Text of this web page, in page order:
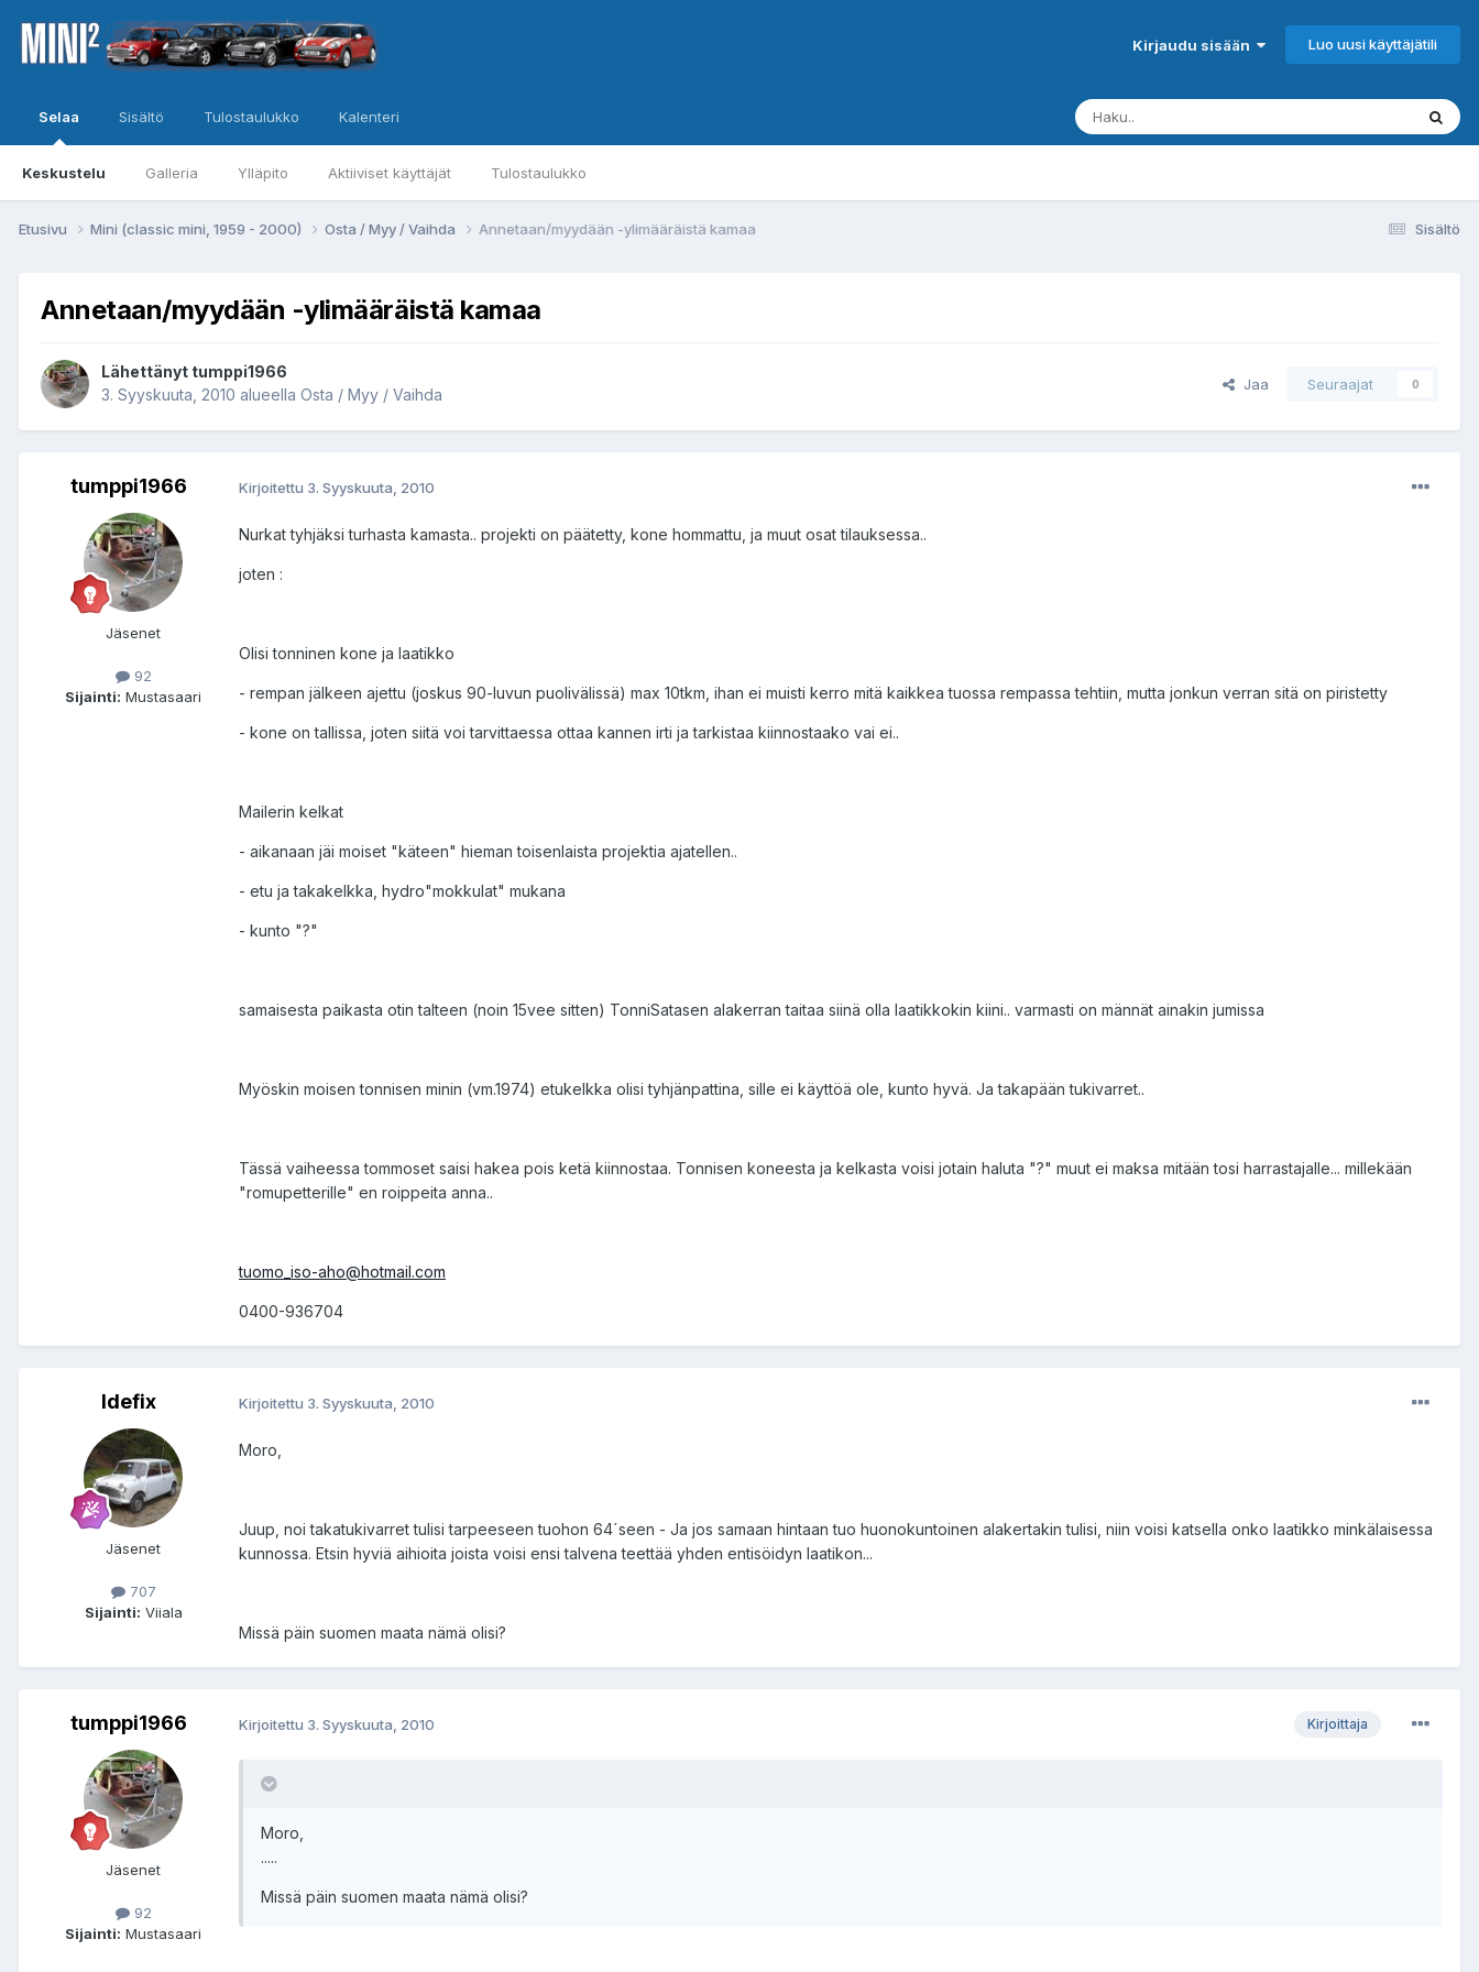
Kirjaudu sisään Luo uusi käyttäjätili
Selaa
Keskustelu Galleria Ylläpito Aktiiviset käyttäjät Tulostaulukko
Sisältö Tulostaulukko Kalenteri
Sisältö
Etusivu Mini (classic mini, 1959 - 2000) Osta / Myy / Vaihda Annetaan/myydään -ylimääräistä kamaa
Annetaan/myydään -ylimääräistä kamaa
Lähettänyt tumppi1966
3. Syyskuuta, 2010 alueella Osta / Myy / Vaihda
Jaa Seuraajat 0
tumppi1966
Jäsenet
92
Sijainti: Mustasaari
Kirjoitettu 3. Syyskuuta, 2010
Nurkat tyhjäksi turhasta kamasta.. projekti on päätetty, kone hommattu, ja muut osat tilauksessa..
joten :
Olisi tonninen kone ja laatikko
- rempan jälkeen ajettu (joskus 90-luvun puolivälissä) max 10tkm, ihan ei muisti kerro mitä kaikkea tuossa rempassa tehtiin, mutta jonkun verran sitä on piristetty
- kone on tallissa, joten siitä voi tarvittaessa ottaa kannen irti ja tarkistaa kiinnostaako vai ei..
Mailerin kelkat
- aikanaan jäi moiset "käteen" hieman toisenlaista projektia ajatellen..
- etu ja takakelkka, hydro"mokkulat" mukana
- kunto "?"
samaisesta paikasta otin talteen (noin 15vee sitten) TonniSatasen alakerran taitaa siinä olla laatikkokin kiini.. varmasti on männät ainakin jumissa
Myöskin moisen tonnisen minin (vm.1974) etukelkka olisi tyhjänpattina, sille ei käyttöä ole, kunto hyvä. Ja takapään tukivarret..
Tässä vaiheessa tommoset saisi hakea pois ketä kiinnostaa. Tonnisen koneesta ja kelkasta voisi jotain haluta "?" muut ei maksa mitään tosi harrastajalle... millekään
"romupetterille" en roippeita anna..
tuomo_iso-aho@hotmail.com
0400-936704
Idefix
Jäsenet
707
Sijainti: Viiala
Kirjoitettu 3. Syyskuuta, 2010
Moro,
Juup, noi takatukivarret tulisi tarpeeseen tuohon 64´seen - Ja jos samaan hintaan tuo huonokuntoinen alakertakin tulisi, niin voisi katsella onko laatikko minkälaisessa
kunnossa. Etsin hyviä aihioita joista voisi ensi talvena teettää yhden entisöidyn laatikon...
Missä päin suomen maata nämä olisi?
tumppi1966
Jäsenet
92
Sijainti: Mustasaari
Kirjoittaja
Kirjoitettu 3. Syyskuuta, 2010
Moro,
.....
Missä päin suomen maata nämä olisi?